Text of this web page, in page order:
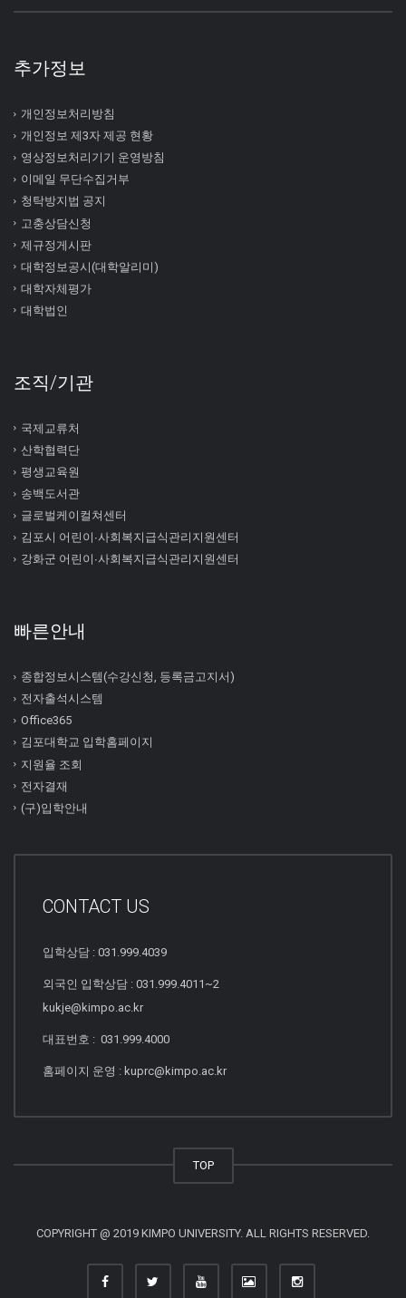
추가정보
개인정보처리방침
개인정보 제3자 제공 현황
영상정보처리기기 운영방침
이메일 무단수집거부
청탁방지법 공지
고충상담신청
제규정게시판
대학정보공시(대학알리미)
대학자체평가
대학법인
조직/기관
국제교류처
산학협력단
평생교육원
송백도서관
글로벌케이컬쳐센터
김포시 어린이∙사회복지급식관리지원센터
강화군 어린이∙사회복지급식관리지원센터
빠른안내
종합정보시스템(수강신청, 등록금고지서)
전자출석시스템
Office365
김포대학교 입학홈페이지
지원율 조회
전자결재
(구)입학안내
CONTACT US
입학상담 : 031.999.4039
외국인 입학상담 : 031.999.4011~2
kukje@kimpo.ac.kr
대표번호 : 031.999.4000
홈페이지 운영 : kuprc@kimpo.ac.kr
TOP
COPYRIGHT @ 2019 KIMPO UNIVERSITY. ALL RIGHTS RESERVED.